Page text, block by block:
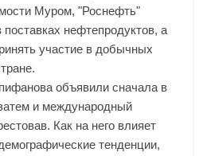
Муром, "Роснефть"
поставках нефтепродуктов, а
участие в добычных
объявили сначала в
и международный
Как на него влияет
тенденции,